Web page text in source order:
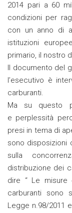
2014 pari a 60
condizioni per
con un anno di
istituzioni
primario, il nostro
Il documento del
l’esecutivo è
carburanti.
Ma su questo
e perplessità
presi in tema di
sono disposizioni
sulla
distribuzione dei
dire “ Le misure
carburanti sono
Legge n.98/2011